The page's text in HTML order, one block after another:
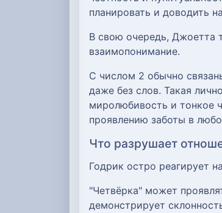
планировать и доводить
В свою очередь, Джоетта
взаимопонимание.
С числом 2 обычно
даже без слов. Такая
миролюбивость и тонкое
проявлению заботы в
Что разрушает
Годрик остро реагирует
"Четвёрка" может
демонстрирует